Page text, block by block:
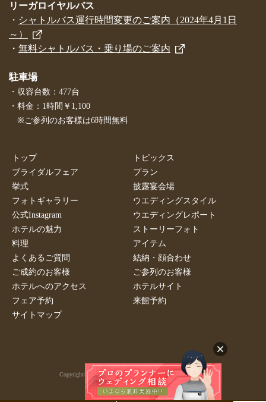
リーガロイヤルバス
・ シャトルバス運行時間変更のご案内（2024年4月1日
～）
・ 無料シャトルバス・乗り場のご案内
駐車場
・収容台数：477台
・料金：1時間￥1,100
※ご参列のお客様は6時間無料
トップ
トピックス
ブライダルフェア
プラン
挙式
披露宴会場
フォトギャラリー
ウエディングスタイル
公式Instagram
ウエディングレポート
ホテルの魅力
ストーリーフォト
料理
アイテム
よくあるご質問
結納・顔合わせ
ご成約のお客様
ご参列のお客様
ホテルへのアクセス
ホテルサイト
フェア予約
来館予約
サイトマップ
Copyright© RIHGA ROYAL HOTELS. All Rights Reserved.